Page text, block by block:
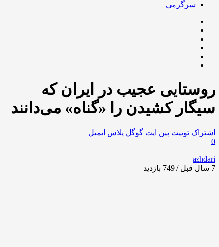
سرگرمی
روستایی عجیب در ایران که
سیگار کشیدن را «گناه» می‌دانند
اشتراک توییت پین ایت گوگل‌ پلاس ایمیل
0
azhdari
7 سال قبل / 749
بازدید